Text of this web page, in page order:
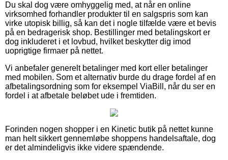
Du skal dog være omhyggelig med, at når en online
virksomhed forhandler produkter til en salgspris som kan
virke utopisk billig, så kan det i nogle tilfælde være et bevis
på en bedragerisk shop. Bestillinger med betalingskort er
dog inkluderet i et lovbud, hvilket beskytter dig imod
uoprigtige firmaer på nettet.
Vi anbefaler generelt betalinger med kort eller betalinger
med mobilen. Som et alternativ burde du drage fordel af en
afbetalingsordning som for eksempel ViaBill, når du ser en
fordel i at afbetale beløbet ude i fremtiden.
Forinden nogen shopper i en Kinetic butik på nettet kunne
man helt sikkert gennemløbe shoppens handelsaftale, dog
er det almindeligvis ikke videre spændende.